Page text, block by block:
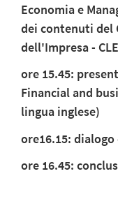
Economia e
dei contenuti del
dell'Impresa -
ore 15.45:
Financial and
lingua inglese)
ore16.15:
ore 16.45: